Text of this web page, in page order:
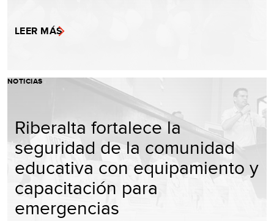
LEER MÁS
NOTICIAS
Riberalta fortalece la
seguridad de la comunidad
educativa con equipamiento y
capacitación para
emergencias